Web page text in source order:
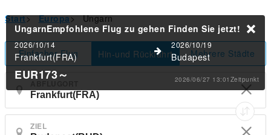
Start> Europa> Ungarn
Einfacher Flug Hin-und Rückfahrt Mehrere Städte
ZIEL
UngarnEmpfohlene Flug zu gehen Finden Sie jetzt!
2026/10/14
Frankfurt(FRA)
2026/10/19
Budapest
EUR173～ 2026/06/27 13:01Zeitpunkt